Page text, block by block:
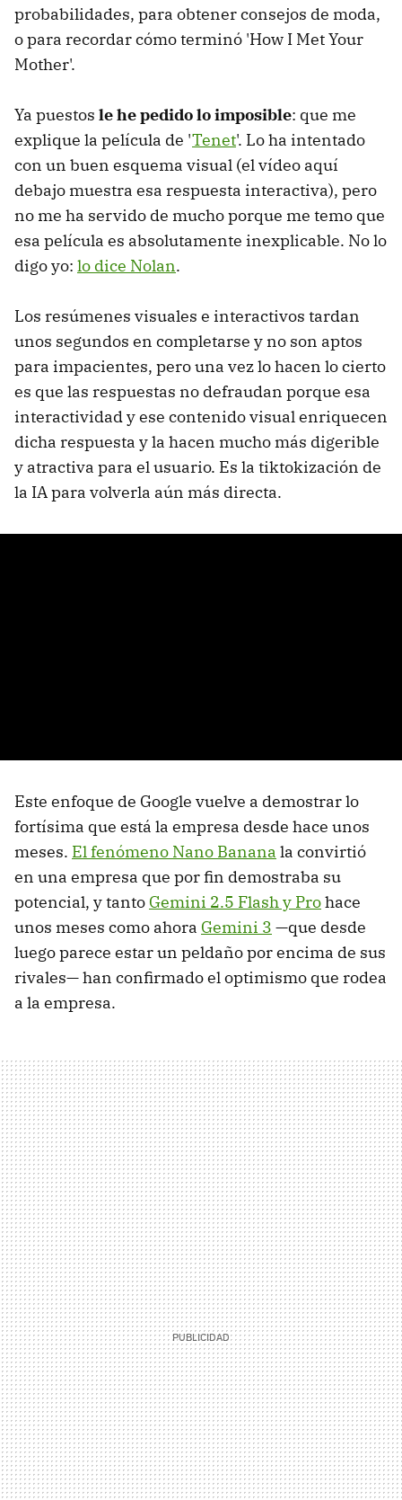
probabilidades, para obtener consejos de moda,
o para recordar cómo terminó 'How I Met Your
Mother'.
Ya puestos le he pedido lo imposible: que me
explique la película de 'Tenet'. Lo ha intentado
con un buen esquema visual (el vídeo aquí
debajo muestra esa respuesta interactiva), pero
no me ha servido de mucho porque me temo que
esa película es absolutamente inexplicable. No lo
digo yo: lo dice Nolan.
Los resúmenes visuales e interactivos tardan
unos segundos en completarse y no son aptos
para impacientes, pero una vez lo hacen lo cierto
es que las respuestas no defraudan porque esa
interactividad y ese contenido visual enriquecen
dicha respuesta y la hacen mucho más digerible
y atractiva para el usuario. Es la tiktokización de
la IA para volverla aún más directa.
Este enfoque de Google vuelve a demostrar lo
fortísima que está la empresa desde hace unos
meses. El fenómeno Nano Banana la convirtió
en una empresa que por fin demostraba su
potencial, y tanto Gemini 2.5 Flash y Prohace
unos meses como ahora Gemini 3 —que desde
luego parece estar un peldaño por encima de sus
rivales— han confirmado el optimismo que rodea
a la empresa.